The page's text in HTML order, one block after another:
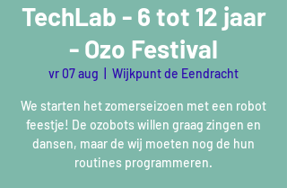
TechLab - 6 tot 12 jaar
- Ozo Festival
vr 07 aug Wijkpunt de Eendracht
We starten het zomerseizoen met een robot
feestje! De ozobots willen graag zingen en
dansen, maar de wij moeten nog de hun
routines programmeren.